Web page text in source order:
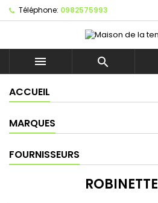
Téléphone: 0982575993
 
ACCUEIL
MARQUES
FOURNISSEURS